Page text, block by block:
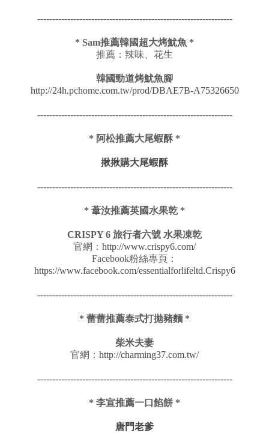
-----------------------------------------------------------------
* Sam推薦韓國超大烤魷魚 *
推薦：辣味、花生
韓國勁道烤魷魚腳
http://24h.pchome.com.tw/prod/DBAE7B-A75326650
-----------------------------------------------------------------
* 阿松推薦大尾蝦酥 *
揪揪購大尾蝦酥
-----------------------------------------------------------------
* 葦汝推薦英國水果乾 *
CRISPY 6 旅行者六號 水果凍乾
官網： http://www.crispy6.com/
Facebook粉絲專頁：
https://www.facebook.com/essentialforlifeltd.Crispy6
-----------------------------------------------------------------
* 蕾蕾推薦泰式打拋豬麵 *
柴米夫妻
官網： http://charming37.com.tw/
-----------------------------------------------------------------
* 李宣推薦一口餡餅 *
唐門老爹